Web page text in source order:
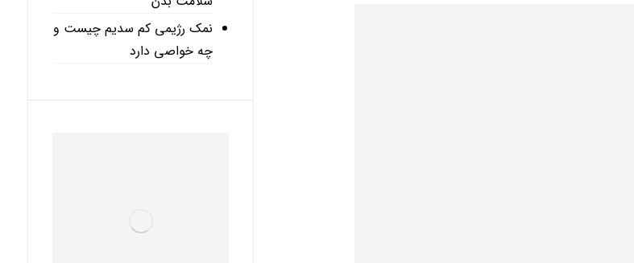
نمک رژیمی کم سدیم چیست و
چه خواصی دارد